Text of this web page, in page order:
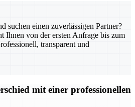
suchen einen zuverlässigen Partner?
Ihnen von der ersten Anfrage bis zum
transparent und
mit einer professionellen